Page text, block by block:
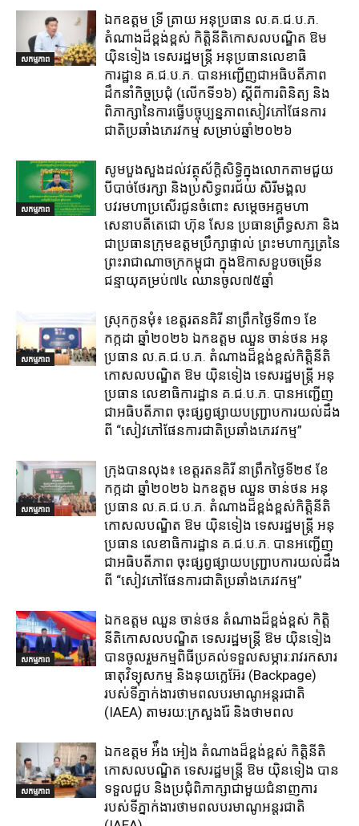
សកម្មភាព
ឯកឧត្តម ទ្រី ត្រាយ អនុប្រធាន ល.គ.ជ.ប.ភ.
តំណាងដ៏ខ្ពង់ខ្ពស់ កិត្តិនីតិកោសលបណ្ឌិត ឱម
យ៉ិនទៀង ទេសរដ្ឋមន្ត្រី អនុប្រធានលេខាធិ
ការដ្ឋាន គ.ជ.ប.ភ. បានអញ្ជើញជាអធិបតីភាព
ដឹកនាំកិច្ចប្រជុំ (លេីកទី១៦) ស្តីពីការពិនិត្យ​ និង
ពិភាក្សានៃការធ្វេីបច្ចុប្បន្នភាពសៀវភៅផែនការ
ជាតិប្រឆាំងភេរវកម្ម​ សម្រាប់ឆ្នាំ២០២៦​
សកម្មភាព
សូមបួងសួងដល់វត្ថុស័ក្តិសិទ្ធិក្នុងលោកតាមជួយ
បីបាច់ថែរក្សា និងប្រសិទ្ធពរជ័យ សិរីមង្គល
បវរមហាប្រសើរជូនចំពោះ សម្តេចអគ្គមហា
សេនាបតីតេជោ ហ៊ុន សែន ប្រធានព្រឹទ្ធសភា និង
ជាប្រធានក្រុមឧត្តមប្រឹក្សាផ្ទាល់ ព្រះមហាក្សត្រនៃ
ព្រះរាជាណាចក្រកម្ពុជា ក្នុងឱកាសខួបចម្រើន
ជន្មាយុគម្រប់៧៤ ឈានចូល៧៥ឆ្នាំ
សកម្មភាព
ស្រុក​កូនមុំ៖ ខេត្ត​រតនគិរី​ នាព្រឹកថ្ងៃទី៣១​ ខែ
កក្កដា ឆ្នាំ២០២៦ ឯកឧត្តម​ ឈួន ចាន់ថន អនុ
ប្រធាន ល.គ.ជ.ប.ភ. តំណាង​ដ៏ខ្ពង់ខ្ពស់​កិត្តិនីតិ
កោសលបណ្ឌិត​ ឱម​ យ៉ិនទៀង​ ទេសរដ្ឋមន្រ្តី​ អនុ
ប្រធាន​ លេខាធិការ​ដ្ឋាន​ គ.ជ.ប.ភ​. បានអញ្ជើញ
ជាអធិបតីភាព​ ចុះផ្សព្វផ្សាយ​បញ្ជ្រាប​ការ​យល់​ដឹង​
ពី​ “សៀវភៅផែនការជាតិប្រឆាំងភេរវកម្ម”
សកម្មភាព
ក្រុង​បាន​លុង​៖ ខេត្ត​រតនគិរី​ នាព្រឹកថ្ងៃទី២៩ ខែ
កក្កដា ឆ្នាំ២០២៦ ឯកឧត្តម​ ឈួន ចាន់ថន អនុ
ប្រធាន ល.គ.ជ.ប.ភ. តំណាង​ដ៏ខ្ពង់ខ្ពស់​កិត្តិនីតិ
កោសលបណ្ឌិត​ ឱម​ យ៉ិនទៀង​ ទេសរដ្ឋមន្រ្តី​ អនុ
ប្រធាន​ លេខាធិការ​ដ្ឋាន​ គ.ជ.ប.ភ​. បានអញ្ជើញ
ជាអធិបតីភាព​ ចុះផ្សព្វផ្សាយ​បញ្ជ្រាប​ការ​យល់​ដឹង​
ពី​ “សៀវភៅផែនការជាតិប្រឆាំងភេរវកម្ម”
សកម្មភាព
ឯកឧត្តម ឈួន​ ចាន់ថន​ តំណាងដ៏ខ្ពង់ខ្ពស់ កិត្តិ
នីតិកោសលបណ្ឌិត ទេសរដ្ឋមន្ត្រី ឱម យ៉ិនទៀង
បានចូលរួមកម្មពិធីប្រគល់ទទួលសម្ភារ:​រាវរកសារ
ធាតុវិទ្យុសកម្ម​ និង​នុយក្លេអ៊ែរ​ (Backpage)
របស់ទីភ្នាក់ងារថាមពលបរមាណូអន្តរជាតិ
(IAEA) តាមរយ:ក្រសួងរ៉ែ និងថាមពល​
សកម្មភាព
ឯកឧត្តម អ៉ឹង អៀង តំណាងដ៏ខ្ពង់ខ្ពស់ កិត្តិនីតិ
កោសលបណ្ឌិត ទេសរដ្ឋមន្ត្រី ឱម យ៉ិនទៀង បាន
ទទួលជួប និងប្រជុំពិភាក្សាជាមួយជំនាញការ
របស់ទីភ្នាក់ងារថាមពលបរមាណូអន្តរជាតិ